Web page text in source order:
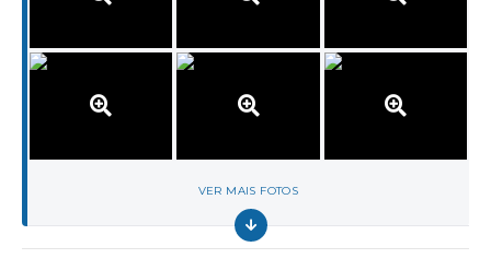
VER MAIS FOTOS